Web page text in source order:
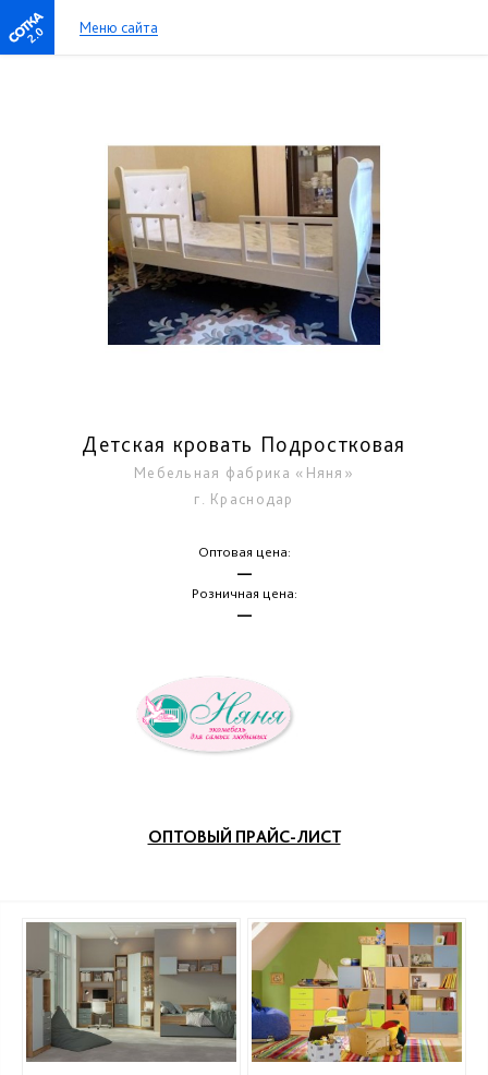
2.0 Меню сайта
Детская кровать Подростковая
Мебельная фабрика «Няня»
г. Краснодар
Оптовая цена:
—
Розничная цена:
—
ОПТОВЫЙ ПРАЙС-ЛИСТ